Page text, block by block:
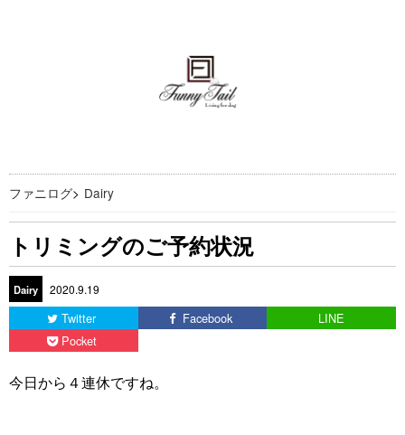
ファニログ> Dairy
トリミングのご予約状況
Dairy 2020.9.19
Twitter Facebook
LINE
Pocket
今日から４連休ですね。